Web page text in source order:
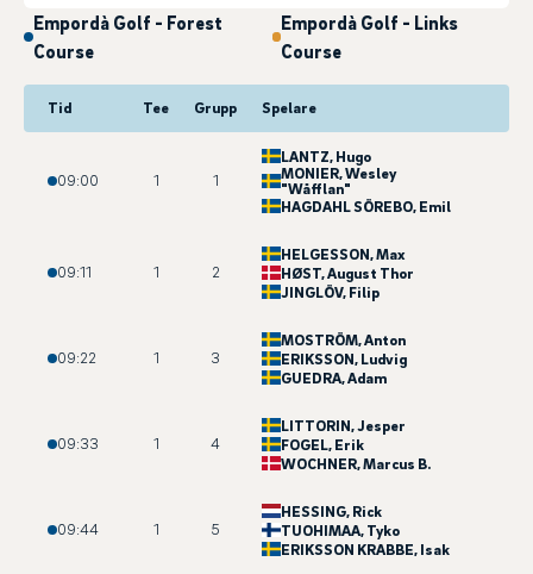
Empordà Golf - Forest
Course
Empordà Golf - Links
Course
Tid Tee Grupp Spelare
09:00 1 1
LANTZ, Hugo
MONIER, Wesley
"Wåfflan"
HAGDAHL SÖREBO, Emil
09:11 1 2
HELGESSON, Max
HØST, August Thor
JINGLÖV, Filip
09:22 1 3
MOSTRÖM, Anton
ERIKSSON, Ludvig
GUEDRA, Adam
09:33 1 4
LITTORIN, Jesper
FOGEL, Erik
WOCHNER, Marcus B.
09:44 1 5
HESSING, Rick
TUOHIMAA, Tyko
ERIKSSON KRABBE, Isak